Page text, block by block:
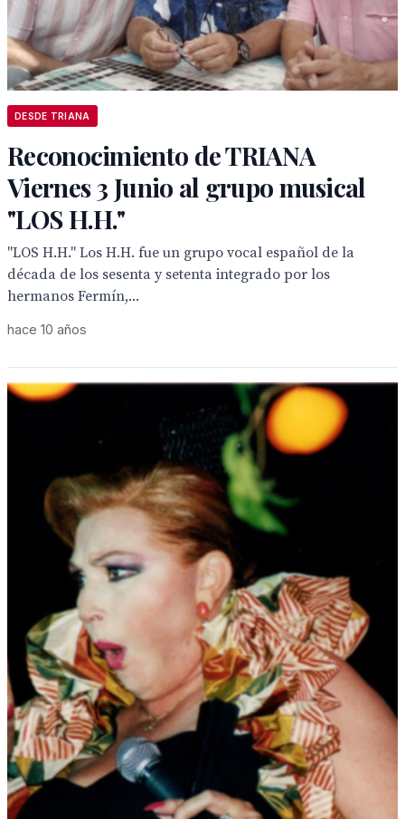
DESDE TRIANA
Reconocimiento de TRIANA
Viernes 3 Junio al grupo musical
"LOS H.H."
"LOS H.H." Los H.H. fue un grupo vocal español de la
década de los sesenta y setenta integrado por los
hermanos Fermín,...
hace 10 años